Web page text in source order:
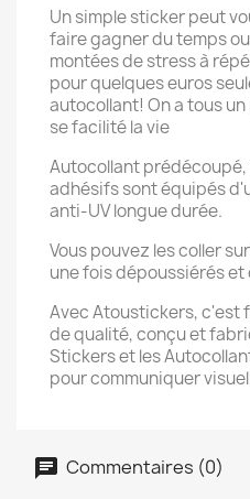
Un simple sticker peut
faire gagner du temps
montées de stress à
pour quelques euros
autocollant! On a tous
se facilité la vie
Autocollant prédécoupé,
adhésifs sont équipés
anti-UV longue durée.
Vous pouvez les coller
une fois dépoussiérés
Avec Atoustickers, c'est
de qualité, conçu et
Stickers et les
pour communiquer
Commentaires (0)